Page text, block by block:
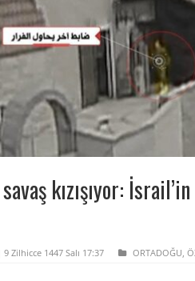
kızışıyor:
Zilhicce 1447 Salı 17:37 ORTADOĞU,